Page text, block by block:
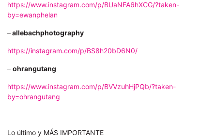
https://www.instagram.com/p/BUaNFA6hXCG/?taken-
by=ewanphelan
–allebachphotography
https://instagram.com/p/BS8h20bD6N0/
– ohrangutang
https://www.instagram.com/p/BVVzuhHjPQb/?taken-
by=ohrangutang
Lo último y MÁS IMPORTANTE